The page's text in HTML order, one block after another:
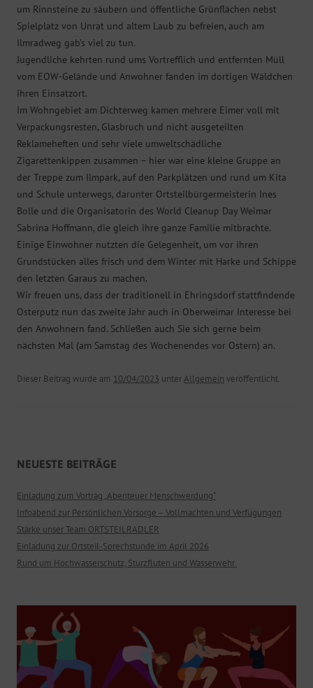
um Rinnsteine zu säubern und öffentliche Grünflächen nebst
Spielplatz von Unrat und altem Laub zu befreien, auch am
Ilmradweg gab’s viel zu tun.
Jugendliche kehrten rund ums Vortrefflich und entfernten Müll
vom EOW-Gelände und Anwohner fanden im dortigen Wäldchen
ihren Einsatzort.
Im Wohngebiet am Dichterweg kamen mehrere Eimer voll mit
Verpackungsresten, Glasbruch und nicht ausgeteilten
Reklameheften und sehr viele umweltschädliche
Zigarettenkippen zusammen – hier war eine kleine Gruppe an
der Treppe zum Ilmpark, auf den Parkplätzen und rund um Kita
und Schule unterwegs, darunter Ortsteilbürgermeisterin Ines
Bolle und die Organisatorin des World Cleanup Day Weimar
Sabrina Hoffmann, die gleich ihre ganze Familie mitbrachte.
Einige Einwohner nutzten die Gelegenheit, um vor ihren
Grundstücken alles frisch und dem Winter mit Harke und Schippe
den letzten Garaus zu machen.
Wir freuen uns, dass der traditionell in Ehringsdorf stattfindende
Osterputz nun das zweite Jahr auch in Oberweimar Interesse bei
den Anwohnern fand. Schließen auch Sie sich gerne beim
nächsten Mal (am Samstag des Wochenendes vor Ostern) an.
Dieser Beitrag wurde am 10/04/2023 unterAllgemein veröffentlicht.
NEUESTE BEITRÄGE
Einladung zum Vortrag „Abenteuer Menschwerdung“
Infoabend zur Persönlichen Vorsorge – Vollmachten und Verfügungen
Stärke unser Team ORTSTEILRADLER
Einladung zur Ortsteil-Sprechstunde im April 2026
Rund um Hochwasserschutz, Sturzfluten und Wasserwehr